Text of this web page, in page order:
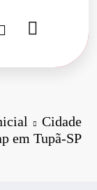
Cidade
em Tupã-SP